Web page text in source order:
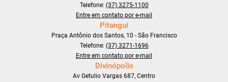
Telefone: (37) 3275-1100
Entre em contato por e-mail
Pitangui
Praça Antônio dos Santos, 10 - São Francisco
Telefone: (37) 3271-1696
Entre em contato por e-mail
Divinópolis
Av Getulio Vargas 687, Centro